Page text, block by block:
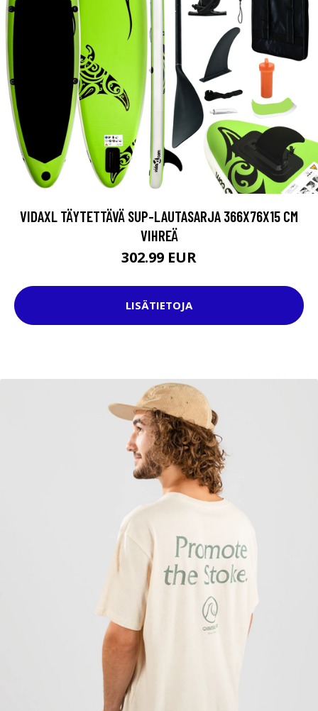
VIDAXL TÄYTETTÄVÄ SUP-LAUTASARJA 366X76X15 CM
VIHREÄ
302.99 EUR
LISÄTIETOJA